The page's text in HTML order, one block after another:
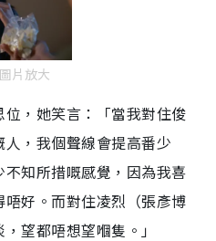
片放大
，她笑言：「當我對住俊
，我個聲線會提高番少
知所措嘅感覺，因為我喜
好。而對住凌烈（張彥博
望都唔想望嗰隻。」